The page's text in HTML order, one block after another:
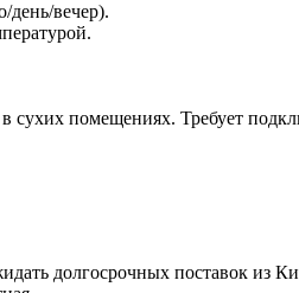
день/вечер).
помещениях. Требует
долгосрочных поставок из